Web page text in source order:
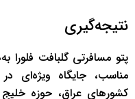
نتیجه‌گیری
پتو مسافرتی گلبافت فلورا
مناسب، جایگاه ویژه‌ای
کشورهای عراق، حوزه خلیج